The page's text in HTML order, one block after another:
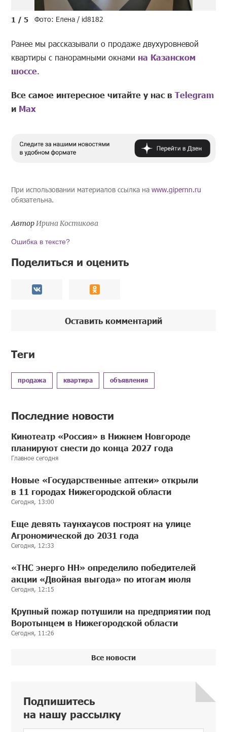
1 / 5 Фото: Елена / id8182
Ранее мы рассказывали о продаже двухуровневой
квартиры с панорамными окнами на Казанском
шоссе.
Все самое интересное читайте у нас вTelegram
и Mах
При использовании материалов ссылка наwww.gipernn.ru
обязательна.
Автор Ирина Костикова
Ошибка в тексте?
Поделиться и оценить
Оставить комментарий
Теги
продажа квартира объявления
Последние новости
Кинотеатр «Россия» в Нижнем Новгороде
планируют снести до конца 2027 года
Главное сегодня
Новые «Государственные аптеки» открыли
в 11 городах Нижегородской области
Сегодня, 13:00
Еще девять таунхаусов построят на улице
Агрономической до 2031 года
Сегодня, 12:33
«ТНС энерго НН» определило победителей
акции «Двойная выгода» по итогам июля
Сегодня, 12:15
Крупный пожар потушили на предприятии под
Воротынцем в Нижегородской области
Сегодня, 11:26
Все новости
Подпишитесь
на нашу рассылку